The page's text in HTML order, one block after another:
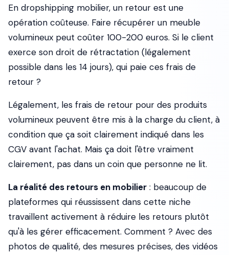
En dropshipping mobilier, un retour est une
opération coûteuse. Faire récupérer un meuble
volumineux peut coûter 100-200 euros. Si le client
exerce son droit de rétractation (légalement
possible dans les 14 jours), qui paie ces frais de
retour ?
Légalement, les frais de retour pour des produits
volumineux peuvent être mis à la charge du client, à
condition que ça soit clairement indiqué dans les
CGV avant l'achat. Mais ça doit l'être vraiment
clairement, pas dans un coin que personne ne lit.
La réalité des retours en mobilier : beaucoup de
plateformes qui réussissent dans cette niche
travaillent activement à réduire les retours plutôt
qu'à les gérer efficacement. Comment ? Avec des
photos de qualité, des mesures précises, des vidéos